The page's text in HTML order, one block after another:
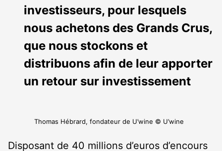
investisseurs, pour lesquels
nous achetons des Grands Crus,
que nous stockons et
distribuons afin de leur apporter
un retour sur investissement
Thomas Hébrard, fondateur de U’wine © U’wine
Disposant de 40 millions d’euros d’encours